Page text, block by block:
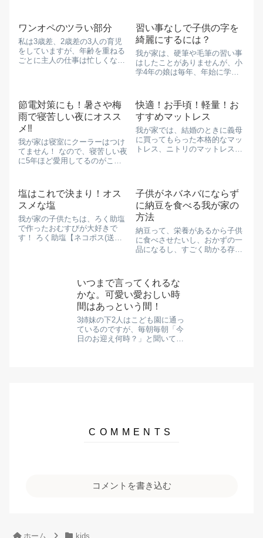
】スカルプシャンプー 800mL詰
替えパウチ 2個セット メン...
していたことの上位にも入って
いる家族旅行 ...
ワンオペのツラい部分
私は3歳差、2歳差の3人の育児
をしていますが、年齢を重ねる
ごとに主人の仕事は忙しくなる
ですが、やっぱり主人がいてく
れた...
習い事なしで子供の字を
綺麗にするには？
我が家は、硬筆や毛筆の習い事
はしたことがありませんが、小
学4年の娘は毎年、年始に学校
文字を書くことに興味を...
節電対策にも！暑さや梅
雨で寝苦しい夜にオスス
メ‼︎
我が家は寝室にクーラーはつけ
てません！ なので、寝苦しい夜
に5年ほど愛用してるのがこち
イス枕 1kg 小林製薬 冷却用品
楽天で購入 足には...
快適！お手頃！軽量！お
すすめマットレス
我が家では、結婚のときに義母
に買ってもらった本格的なマッ
トレス、ニトリのマットレス、
なのでリビン...
塩はこれで決まり！オス
スメな塩
我が家の子供たちは、ろく助塩
で作ったおむすびが大好きで
す！ ろく助塩【ネコポス(送料
子供がネバネバにならず
に納豆を食べる我が家の
方法
納豆って、栄養があるから子供
に食べさせたいし、おかずの一
品になるし、すごく助かる存
り、納豆を落として後処理が大
変だったり... なので、潔癖な私
はよく餃...
いつまで言ってくれるな
かな。可愛い愛おしい時
間はあっという間！
3姉妹の下2人はこども園に通っ
ているのですが、毎朝毎朝「今
日のお迎え何時？」と聞いてき
コメントを書き込む
ホーム kids